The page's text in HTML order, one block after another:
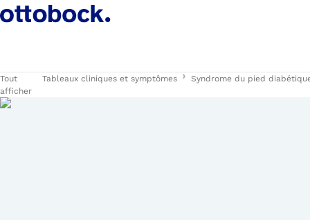
Tout
afficher
Tableaux cliniques et symptômes Syndrome du pied